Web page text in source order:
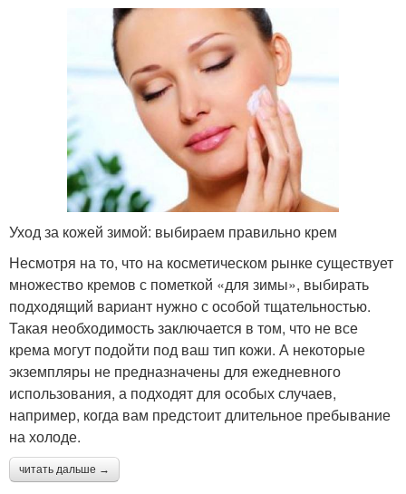
Уход за кожей зимой: выбираем правильно крем
Несмотря на то, что на косметическом рынке существует
множество кремов с пометкой «для зимы», выбирать
подходящий вариант нужно с особой тщательностью.
Такая необходимость заключается в том, что не все
крема могут подойти под ваш тип кожи. А некоторые
экземпляры не предназначены для ежедневного
использования, а подходят для особых случаев,
например, когда вам предстоит длительное пребывание
на холоде.
читать дальше →